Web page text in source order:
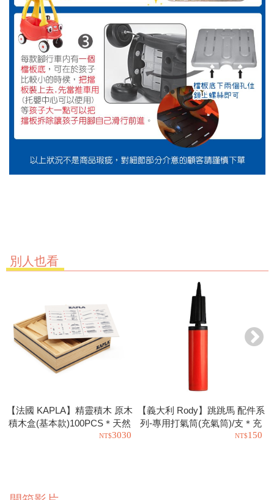
別人也看
【法國 KAPLA】精靈積木 原木
積木盒(基本款)100PCS＊天然
松木益智操作幼教積木3030
【義大利 Rody】跳跳馬 配件系
列-專用打氣筒(充氣筒)/支＊充
氣工具.充氣球.玩具也可以使用
150